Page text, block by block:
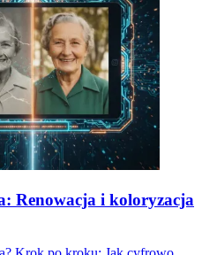
Renowacja i koloryzacja